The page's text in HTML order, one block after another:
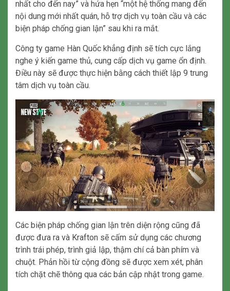
nhất cho đến nay” và hứa hẹn “một hệ thống mang đến
nội dung mới nhất quán, hỗ trợ dịch vụ toàn cầu và các
biện pháp chống gian lận” sau khi ra mắt.
Công ty game Hàn Quốc khẳng định sẽ tích cực lắng
nghe ý kiến game thủ, cung cấp dịch vụ game ổn định.
Điều này sẽ được thực hiện bằng cách thiết lập 9 trung
tâm dịch vụ toàn cầu.
Các biện pháp chống gian lận trên diện rộng cũng đã
được đưa ra và Krafton sẽ cấm sử dụng các chương
trình trái phép, trình giả lập, thậm chí cả bàn phím và
chuột. Phản hồi từ cộng đồng sẽ được xem xét, phân
tích chặt chẽ thông qua các bản cập nhật trong game.